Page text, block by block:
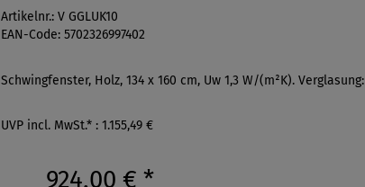
Artikelnr.: V GGLUK10
EAN-Code: 5702326997402
Schwingfenster, Holz, 134 x 160 cm, Uw 1,3 W/(m²K).
UVP incl. MwSt.* : 1.155,49 €
924,00 € *